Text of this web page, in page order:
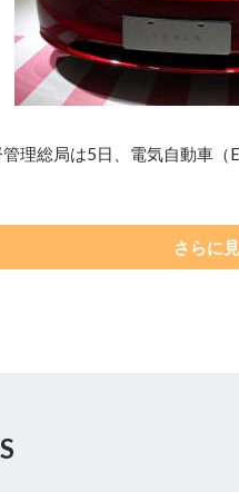
管理総局は5日、電気自動車
さらに